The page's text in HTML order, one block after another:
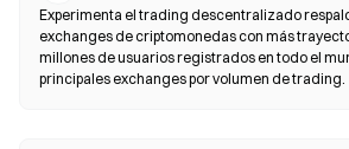
Opera de forma peer-to-peer (entre
Los DEX usan contratos inteligentes para
on-chain (en la cadena), sin necesidad de
de identidad. Conecta una billetera
Experimenta el trading descentralizado
exchanges de criptomonedas con más
millones de usuarios registrados en todo el
principales exchanges por volumen de trading.